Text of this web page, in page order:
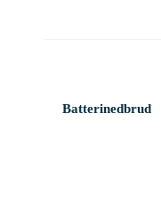
Batterinedbrud